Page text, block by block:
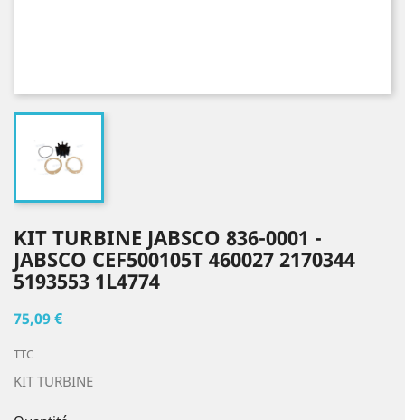
KIT TURBINE JABSCO 836-0001 -
JABSCO CEF500105T 460027 2170344
5193553 1L4774
75,09 €
TTC
KIT TURBINE